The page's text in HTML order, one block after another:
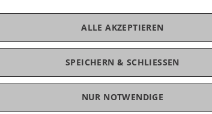
Entwurf
SPEICHERN & SCHLIESSEN
ALLE AKZEPTIEREN
NUR NOTWENDIGE